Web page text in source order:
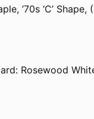
’70s ‘C’
Rosewood